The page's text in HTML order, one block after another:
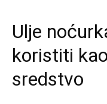
Ulje
koristiti
sredstvo